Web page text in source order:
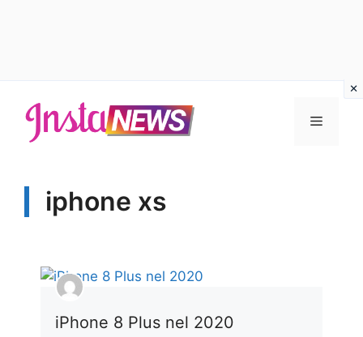
contenuto
Menu
iphone xs
iPhone 8 Plus nel 2020